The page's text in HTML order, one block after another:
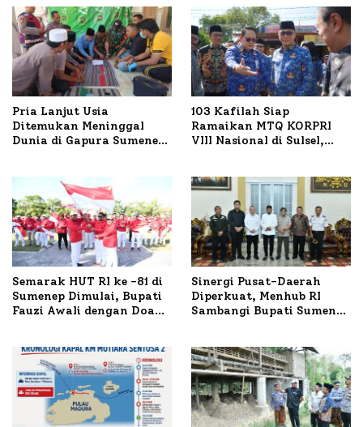
Pria Lanjut Usia
Ditemukan Meninggal
Dunia di Gapura Sumenep,
103 Kafilah Siap
Ramaikan MTQ KORPRI
VIII Nasional di Sulsel,
Semarak HUT RI ke -81 di
Sumenep Dimulai, Bupati
Fauzi Awali dengan Doa
Sinergi Pusat-Daerah
Diperkuat, Menhub RI
Sambangi Bupati Sumenep